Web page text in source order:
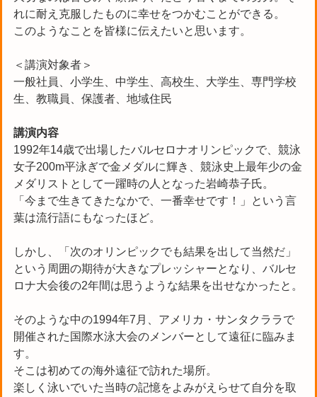
れに耐え克服したものに幸せをつかむことができる。
このようなことを皆様に伝えたいと思います。
＜講演対象者＞
一般社員、小学生、中学生、高校生、大学生、専門学校
生、教職員、保護者、地域住民
講演内容
1992年14歳で出場したバルセロナオリンピックで、競泳
女子200m平泳ぎで金メダルに輝き、競泳史上最年少の金
メダリストとして一躍時の人となった岩崎恭子氏。
「今まで生きてきたなかで、一番幸せです！」という言
葉は流行語にもなったほど。
しかし、「次のオリンピックでも結果を出して当然だ」
という周囲の期待が大きなプレッシャーとなり、バルセ
ロナ大会後の2年間は思うような結果を出せなかったと。
そのような中の1994年7月、アメリカ・サンタクララで
開催された国際水泳大会のメンバーとして遠征に臨みま
す。
そこは初めての海外遠征で訪れた場所。
楽しく泳いでいた当時の記憶をよみがえらせて自分を取